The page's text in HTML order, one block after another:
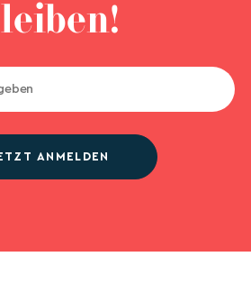
ANMELDEN